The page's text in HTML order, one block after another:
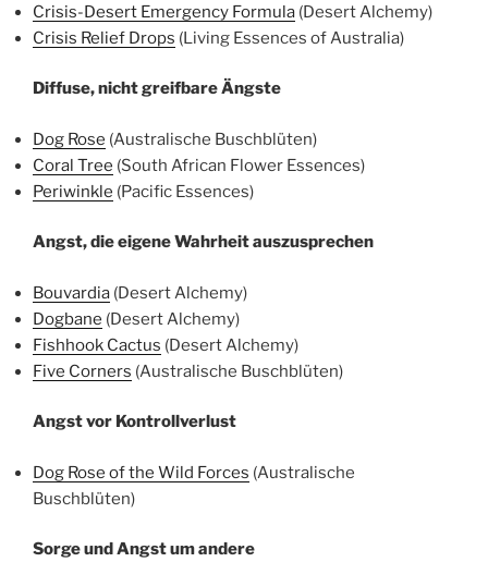
Crisis-Desert Emergency Formula (Desert Alchemy)
Crisis Relief Drops (Living Essences of Australia)
Diffuse, nicht greifbare Ängste
Dog Rose (Australische Buschblüten)
Coral Tree (South African Flower Essences)
Periwinkle (Pacific Essences)
Angst, die eigene Wahrheit auszusprechen
Bouvardia (Desert Alchemy)
Dogbane (Desert Alchemy)
Fishhook Cactus (Desert Alchemy)
Five Corners (Australische Buschblüten)
Angst vor Kontrollverlust
Dog Rose of the Wild Forces (Australische
Buschblüten)
Sorge und Angst um andere